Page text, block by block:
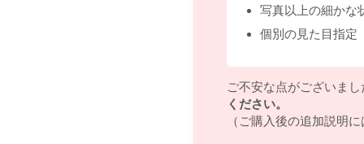
写真以上の細かな
個別の見た目指定
ご不安な点がございまし
ください。
（ご購入後の追加説明